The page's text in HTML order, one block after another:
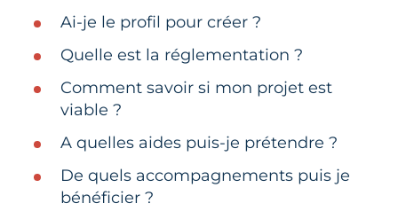
Ai-je le profil pour créer ?
Quelle est la réglementation ?
Comment savoir si mon projet est
viable ?
A quelles aides puis-je prétendre ?
De quels accompagnements puis je
bénéficier ?